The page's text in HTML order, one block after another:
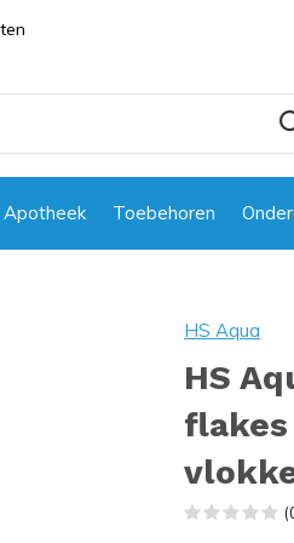
Apotheek Toebehoren
HS Aqua
HS
flakes